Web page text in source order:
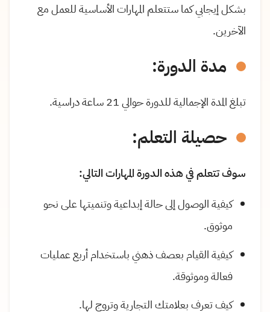
بشكل إيجابي كما ستتعلم المهارات الأساسية للعمل مع
الآخرين.
مدة الدورة:
تبلغ المدة الإجمالية للدورة حوالي21ساعة دراسية.
حصيلة التعلم:
سوف تتعلم في هذه الدورة المهارات التالي:
كيفية الوصول إلى حالة إبداعية وتنميتها على نحو
موثوق.
كيفية القيام بعصف ذهني باستخدام أربع عمليات
فعالة وموثوقة.
كيف تعرف بعلامتك التجارية وتروج لها.